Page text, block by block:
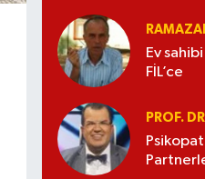
Ev
FİL’ce
PROF.